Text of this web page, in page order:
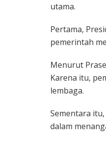
utama.
Pertama,
pemerintah
Menurut
Karena itu,
lembaga.
Sementara
dalam